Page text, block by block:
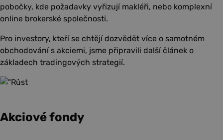
pobočky, kde požadavky vyřizují makléři, nebo komplexní
online brokerské společnosti.
Pro investory, kteří se chtějí dozvědět více o samotném
obchodování s akciemi, jsme připravili další článek o
základech tradingových strategií.
Akciové fondy